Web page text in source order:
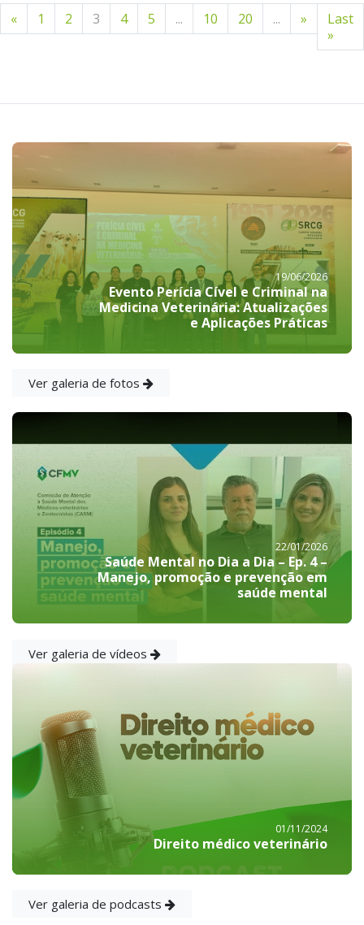
« 1 2 3 4 5 ... 10 20 ... »
Last
»
19/06/2026
Evento Perícia Cível e Criminal na
Medicina Veterinária: Atualizações
e Aplicações Práticas
Ver galeria de fotos
22/01/2026
Saúde Mental no Dia a Dia – Ep. 4 –
Manejo, promoção e prevenção em
saúde mental
Ver galeria de vídeos
01/11/2024
Direito médico veterinário
Ver galeria de podcasts